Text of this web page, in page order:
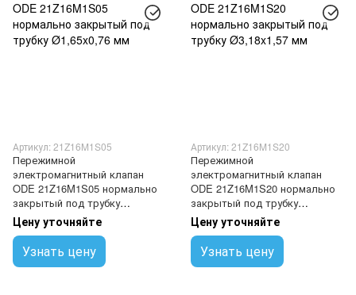
Артикул: 21Z16M1S05
Пережимной
электромагнитный клапан
ODE 21Z16M1S05 нормально
закрытый под трубку
Ø1,65x0,76 мм
Цену уточняйте
Узнать цену
Артикул: 21Z16M1S20
Пережимной
электромагнитный клапан
ODE 21Z16M1S20 нормально
закрытый под трубку
Ø3,18x1,57 мм
Цену уточняйте
Узнать цену